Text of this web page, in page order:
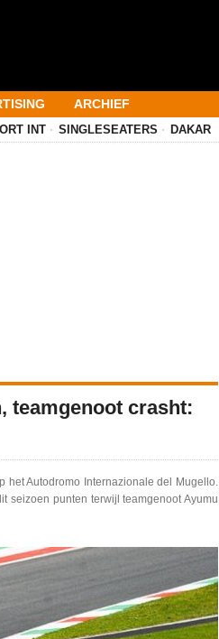
ARCHIEF
INT SINGLESEATERS DAKAR
teamgenoot crasht:
Autodromo Internazionale del Mugello.
seizoen punten terwijl teamgenoot Ayumu